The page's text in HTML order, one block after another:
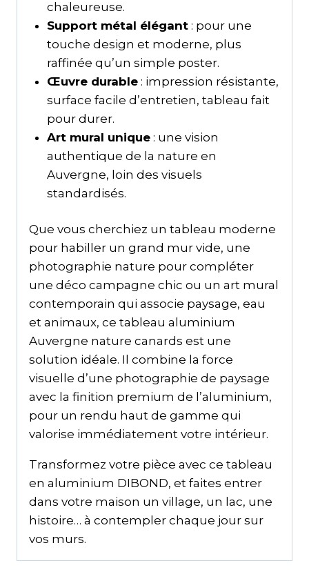
chaleureuse.
Support métal élégant: pour une
touche design et moderne, plus
raffinée qu’un simple poster.
Œuvre durable: impression résistante,
surface facile d’entretien, tableau fait
pour durer.
Art mural unique: une vision
authentique de la nature en
Auvergne, loin des visuels
standardisés.
Que vous cherchiez un tableau moderne
pour habiller un grand mur vide, une
photographie nature pour compléter
une déco campagne chic ou un art mural
contemporain qui associe paysage, eau
et animaux, ce tableau aluminium
Auvergne nature canards est une
solution idéale. Il combine la force
visuelle d’une photographie de paysage
avec la finition premium de l’aluminium,
pour un rendu haut de gamme qui
valorise immédiatement votre intérieur.
Transformez votre pièce avec ce tableau
en aluminium DIBOND, et faites entrer
dans votre maison un village, un lac, une
histoire… à contempler chaque jour sur
vos murs.